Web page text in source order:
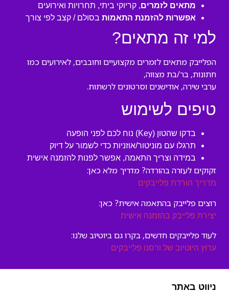
מתאים לזמרים, קריוקי ביתי, תחרויות ואירועים
אפשרות להזמנת התאמות בסולם / קצב לפי צורך
למי זה מתאים?
הפלייבק מתאים לזמרים מקצועיים וחובבים, לאירועים כמו
חתונות, בר/בת מצווה,
ערבי שירה, אודישנים וסרטונים לרשתות.
טיפים לשימוש
בדקו שהטון (Key) נוח לכם לפני הופעה
תרגלו עם מוניטור/אוזניות כדי לשמור על דיוק
במידה וצריך התאמה, אפשר לפנות להזמנה אישית
זקוקים לעזרה בהורדה? מדריך מלא כאן:
מדריך הורדת פלייבקים
רוצים פלייבק בהתאמה אישית? כאן:
יצירת פלייבק בהזמנה אישית
לעוד פלייבקים חדשים, בקרו גם ביוטיוב שלנו:
ערוץ היוטיוב של ורסנו פלייבקים
ניווט באתר